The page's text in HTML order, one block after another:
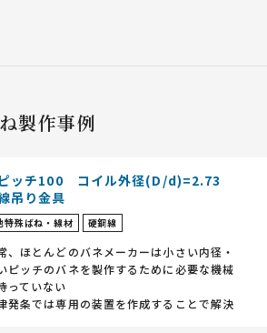
製作事例
ッチ100 コイル外径(D/d)=2.73
吊り金具
特殊ばね・線材 硬鋼線
、ほとんどのバネメーカーは小さい内径・
ピッチのバネを製作するために必要な機械
っていない
発条では専用の装置を作成することで解決